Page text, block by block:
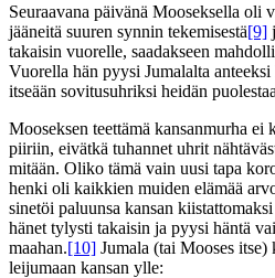
Seuraavana päivänä Mooseksella oli
jääneitä suuren synnin tekemisestä[9]
takaisin vuorelle, saadakseen
Vuorella hän pyysi Jumalalta
itseään sovitusuhriksi heidän
Mooseksen teettämä kansanmurha
piiriin, eivätkä tuhannet uhrit
mitään. Oliko tämä vain uusi tapa
henki oli kaikkien muiden elämää
sinetöi paluunsa kansan
hänet tylysti takaisin ja pyysi häntä
maahan.[10] Jumala (tai Mooses
leijumaan kansan ylle: